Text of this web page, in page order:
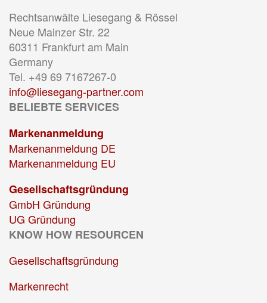
Rechtsanwälte Liesegang & Rössel
Neue Mainzer Str. 22
60311 Frankfurt am Main
Germany
Tel. +49 69 7167267-0
info@liesegang-partner.com
BELIEBTE SERVICES
Markenanmeldung
Markenanmeldung DE
Markenanmeldung EU
Gesellschaftsgründung
GmbH Gründung
UG Gründung
KNOW HOW RESOURCEN
Gesellschaftsgründung
Markenrecht